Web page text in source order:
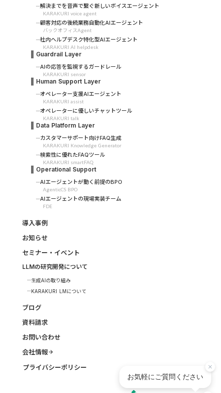
解決までを音声で繋ぐ新しいボイスエージェント
KARAKURI voice agent
顧客対応の後続業務自動化AIエージェント
バックオフィスAgent
社内ヘルプデスク特化型AIエージェント
KARAKURI AI helpdesk
Guardrail Layer
AIの応答を監視するガードレール
KARAKURI sensor
Human Support Layer
オペレーター支援AIエージェント
KARAKURI assist
オペレーターに優しいチャットツール
KARAKURI talk
Data Platform Layer
カスタマーサポート向けFAQ生成
KARAKURI Knowledge Generator
検索性に優れたFAQツール
KARAKURI smartFAQ
Operational Support
AIエージェントが動く前提のBPO
AgenticCS BPO
AIエージェントの現場実装チーム
FDE
導入事例
お知らせ
セミナー・イベント
LLMの研究開発について
生成AIの取り組み
KARAKURI LMについて
ブログ
資料請求
お問い合わせ
会社情報arrow_forward
プライバシーポリシー